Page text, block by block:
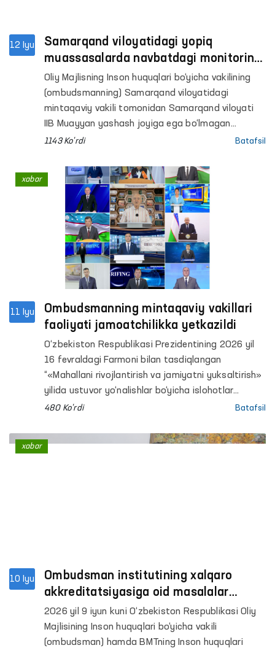
12 Iyu
Samarqand viloyatidagi yopiq
muassasalarda navbatdagi monitoring
tashriflari amalga oshirildi
Oliy Majlisning Inson huquqlari bo‘yicha vakilining
(ombudsmanning) Samarqand viloyatidagi
mintaqaviy vakili tomonidan Samarqand viloyati
IIB Muayyan yashash joyiga ega bo‘lmagan
shaxslarni reabilitatsiya qilish markazi,
markazi, Pastdarg‘om tumani hamda Samarqand
va Kattaqo‘rg‘on shaharlari IIB Vaqtincha saqlash
hibsxonalari (VSH), Mastlik holatida bo‘lgan
shaxslarga tibbiy yordam ko‘rsatish Nurobod
tumanlararo va Kattaqo‘rg‘on tumanlararo
punktlari (hushyorxona), Urgut tumanidagi
Respublika ixtisoslashtirilgan ruhiy salomatlik
ilmiy-amaliy tibbiyot markazining psixiatriya
tumandagi “Muruvvat” nogironligi bo‘lgan shaxslar
uchun ayollar va erkaklar internat uylarida
monitoring tashriflari amalga oshirildi.
1143 Ko'rdi Batafsil
11 Iyu
Ombudsmanning mintaqaviy vakillari
faoliyati jamoatchilikka yetkazildi
O‘zbekiston Respublikasi Prezidentining 2026 yil
16 fevraldagi Farmoni bilan tasdiqlangan
“«Mahallani rivojlantirish va jamiyatni yuksaltirish»
yilida ustuvor yo‘nalishlar bo‘yicha islohotlar
dasturlari va «O‘zbekiston — 2030» strategiyasini
Ombudsman va uning mintaqaviy vakillari faoliyati
yuzasidan har chorakda jamoatchilikni xabardor
480 Ko'rdi Batafsil
xabar
10 Iyu
Ombudsman institutining xalqaro
akkreditatsiyasiga oid masalalar
muhokama qilindi
2026 yil 9 iyun kuni O‘zbekiston Respublikasi Oliy
Majlisining Inson huquqlari bo‘yicha vakili
(ombudsman) hamda BMTning Inson huquqlari
xabar